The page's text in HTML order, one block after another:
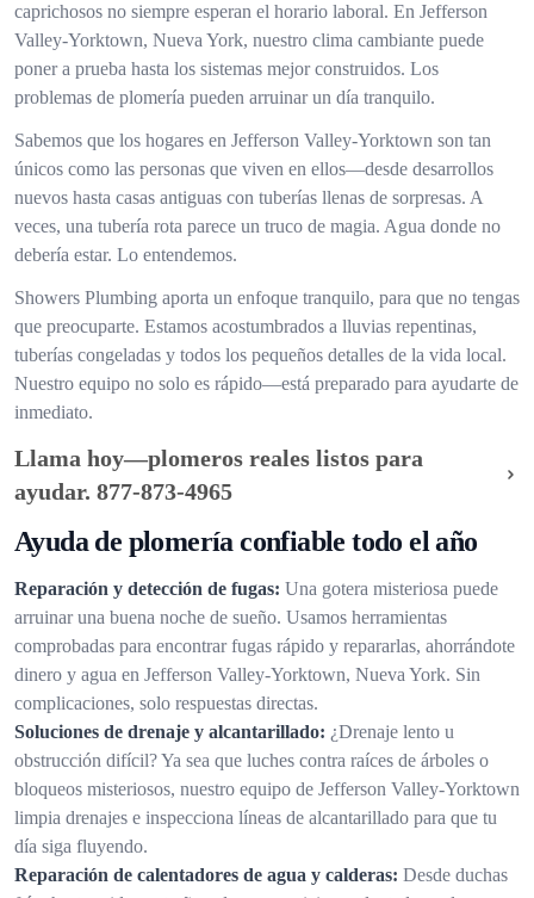
caprichosos no siempre esperan el horario laboral. En Jefferson
Valley-Yorktown, Nueva York, nuestro clima cambiante puede
poner a prueba hasta los sistemas mejor construidos. Los
problemas de plomería pueden arruinar un día tranquilo.
Sabemos que los hogares en Jefferson Valley-Yorktown son tan
únicos como las personas que viven en ellos—desde desarrollos
nuevos hasta casas antiguas con tuberías llenas de sorpresas. A
veces, una tubería rota parece un truco de magia. Agua donde no
debería estar. Lo entendemos.
Showers Plumbing aporta un enfoque tranquilo, para que no tengas
que preocuparte. Estamos acostumbrados a lluvias repentinas,
tuberías congeladas y todos los pequeños detalles de la vida local.
Nuestro equipo no solo es rápido—está preparado para ayudarte de
inmediato.
Llama hoy—plomeros reales listos para
ayudar. 877-873-4965
Ayuda de plomería confiable todo el año
Reparación y detección de fugas: Una gotera misteriosa puede
arruinar una buena noche de sueño. Usamos herramientas
comprobadas para encontrar fugas rápido y repararlas, ahorrándote
dinero y agua en Jefferson Valley-Yorktown, Nueva York. Sin
complicaciones, solo respuestas directas.
Soluciones de drenaje y alcantarillado: ¿Drenaje lento u
obstrucción difícil? Ya sea que luches contra raíces de árboles o
bloqueos misteriosos, nuestro equipo de Jefferson Valley-Yorktown
limpia drenajes e inspecciona líneas de alcantarillado para que tu
día siga fluyendo.
Reparación de calentadores de agua y calderas: Desde duchas